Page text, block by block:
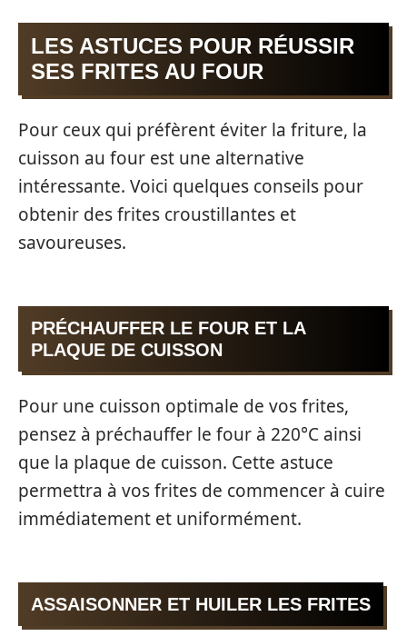
LES ASTUCES POUR RÉUSSIR
SES FRITES AU FOUR
Pour ceux qui préfèrent éviter la friture, la
cuisson au four est une alternative
intéressante. Voici quelques conseils pour
obtenir des frites croustillantes et
savoureuses.
PRÉCHAUFFER LE FOUR ET LA
PLAQUE DE CUISSON
Pour une cuisson optimale de vos frites,
pensez à préchauffer le four à 220°C ainsi
que la plaque de cuisson. Cette astuce
permettra à vos frites de commencer à cuire
immédiatement et uniformément.
ASSAISONNER ET HUILER LES FRITES